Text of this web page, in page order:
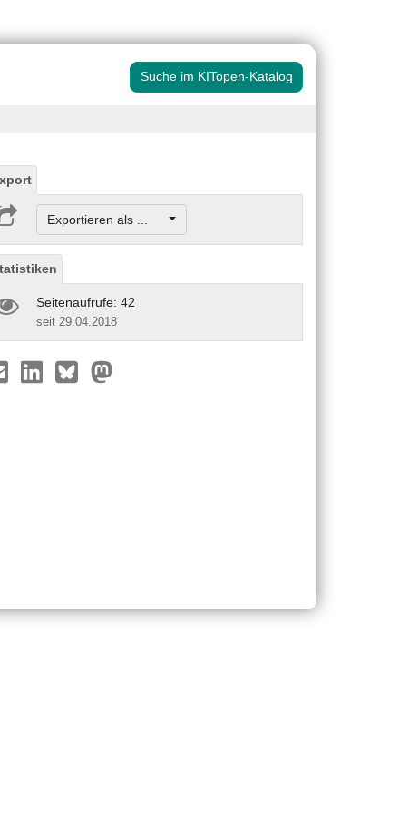
Suche im KITopen-Katalog
Exportieren als ...
Seitenaufrufe: 42
seit 29.04.2018